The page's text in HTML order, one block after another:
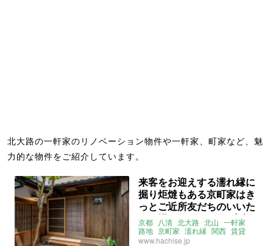
北大路の一軒家のリノベーション物件や一軒家、町家など、魅
力的な物件をご紹介しています。
来客をお迎えする濡れ縁に
掘り炬燵もある京町家はき
っとご近所友だちのいいた
まり場になれちゃう (京都
市北区107㎡の賃貸物件)
京都 八清 北大路 北山 一軒家
路地 京町家 濡れ縁 関西 賃貸
www.hachise.jp